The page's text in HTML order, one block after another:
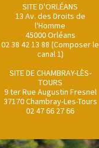
SITE D'ORLÉANS
13 Av. des Droits de
l'Homme
45000 Orléans
02 38 42 13 88 (Composer le
canal 1)
SITE DE CHAMBRAY-LÈS-
TOURS
9 ter Rue Augustin Fresnel
37170 Chambray-Les-Tours
02 47 66 27 66